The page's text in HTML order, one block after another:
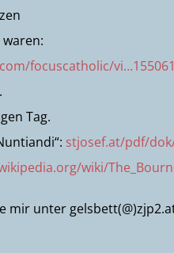
focuscatholic/
Tag.
stjosef.at/pdf/
wiki/
unter